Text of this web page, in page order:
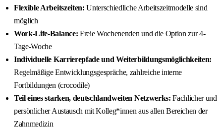
Flexible Arbeitszeiten: Unterschiedliche Arbeitszeitmodelle sind
möglich
Work-Life-Balance: Freie Wochenenden und die Option zur 4-
Tage-Woche
Individuelle Karrierepfade und Weiterbildungsmöglichkeiten:
Regelmäßige Entwicklungsgespräche, zahlreiche interne
Fortbildungen (crocodile)
Teil eines starken, deutschlandweiten Netzwerks: Fachlicher und
persönlicher Austausch mit Kolleg*innen aus allen Bereichen der
Zahnmedizin